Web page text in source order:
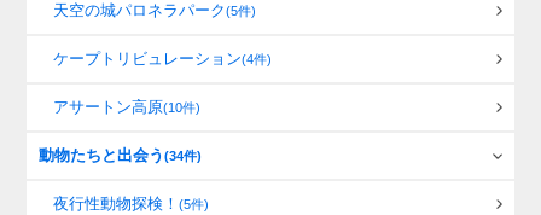
天空の城パロネラパーク(5件)
ケープトリビュレーション(4件)
アサートン高原(10件)
動物たちと出会う(34件)
夜行性動物探検！(5件)